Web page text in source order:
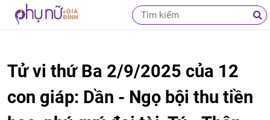
Tử vi thứ Ba 2/9/2025 của 12
con giáp: Dần - Ngọ bội thu tiền